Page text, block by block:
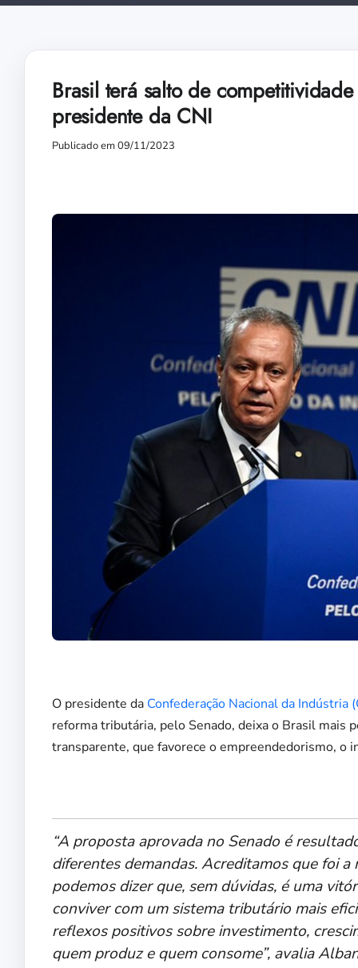
Brasil terá salto de
presidente da CNI
Publicado em 09/11/2023
O presidente da Confederação Nacional da Indústria
reforma tributária, pelo Senado, deixa o Brasil
transparente, que favorece o empreendedorismo, o
“A proposta aprovada no Senado é
diferentes demandas. Acreditamos que foi
podemos dizer que, sem dúvidas, é uma
conviver com um sistema tributário mais
reflexos positivos sobre investimento,
quem produz e quem consome”, avalia